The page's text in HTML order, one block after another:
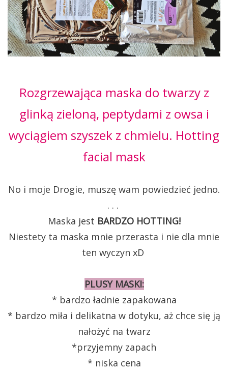
Rozgrzewająca maska do twarzy z
glinką zieloną, peptydami z owsa i
wyciągiem szyszek z chmielu. Hotting
facial mask
No i moje Drogie, muszę wam powiedzieć jedno.
. . .
Maska jest BARDZO HOTTING!
Niestety ta maska mnie przerasta i nie dla mnie
ten wyczyn xD
PLUSY MASKI:
* bardzo ładnie zapakowana
* bardzo miła i delikatna w dotyku, aż chce się ją
nałożyć na twarz
*przyjemny zapach
* niska cena